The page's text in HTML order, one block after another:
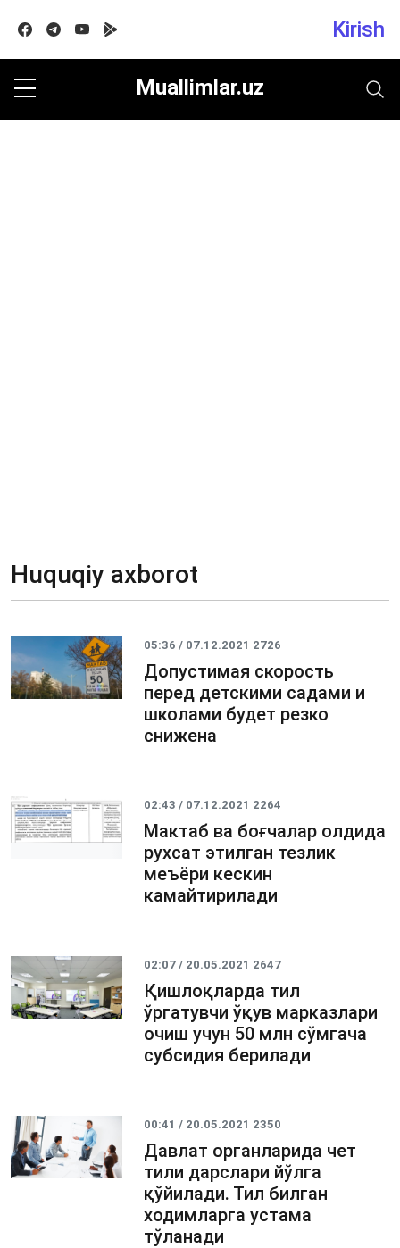
FacebookTelegram
Youtube Kirish
Muallimlar.uz
Huquqiy axborot
05:36 / 07.12.2021 2726
Допустимая скорость
перед детскими садами и
школами будет резко
снижена
02:43 / 07.12.2021 2264
​Мактаб ва боғчалар олдида
рухсат этилган тезлик
меъёри кескин
камайтирилади
02:07 / 20.05.2021 2647
Қишлоқларда тил
ўргатувчи ўқув марказлари
очиш учун 50 млн сўмгача
субсидия берилади
00:41 / 20.05.2021 2350
Давлат органларида чет
тили дарслари йўлга
қўйилади. Тил билган
ходимларга устама
тўланади